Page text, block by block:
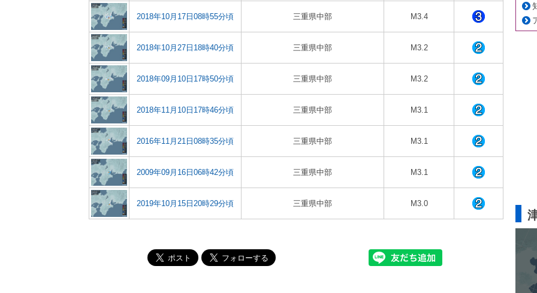
2018年10月17日08時55分頃 三重県中部 M3.4
2018年10月27日18時40分頃 三重県中部 M3.2
2018年09月10日17時50分頃 三重県中部 M3.2
2018年11月10日17時46分頃 三重県中部 M3.1
2016年11月21日08時35分頃 三重県中部 M3.1
2009年09月16日06時42分頃 三重県中部 M3.1
2019年10月15日20時29分頃 三重県中部 M3.0